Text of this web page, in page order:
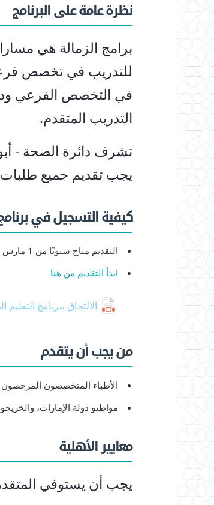
نظرة عامة على البرنامج
برامج الزمالة هي
للتدريب في تخصص
في التخصص الفرعي
التدريب المتقدم.
تشرف دائرة الصحة -
يجب تقديم جميع طلبات
كيفية التسجيل في
التقديم متاح سنويًا من 1 مارس إلى 31 مارس
ابدأ التقديم من هنا
الالتحاق ببرنامج التعليم
من يجب أن يتقدم
الأطباء المتخصصون
مواطنو دولة الإمارات،
معايير الأهلية
يجب أن يستوفي